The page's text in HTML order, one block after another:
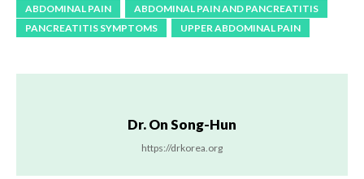
ABDOMINAL PAIN
ABDOMINAL PAIN AND PANCREATITIS
PANCREATITIS SYMPTOMS
UPPER ABDOMINAL PAIN
Dr. On Song-Hun
https://drkorea.org